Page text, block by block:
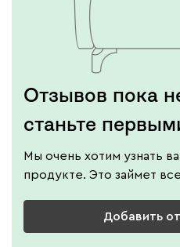
Отзывов пока
станьте
Мы очень хотим узнать
продукте. Это займет
Добавить